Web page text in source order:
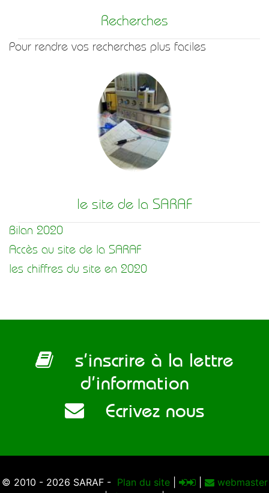
Recherches
Pour rendre vos recherches plus faciles
le site de la SARAF
Bilan 2020
Accès au site de la SARAF
les chiffres du site en 2020
s’inscrire à la lettre
d’information
Ecrivez nous
© 2010 - 2026 SARAF - Plan du site|
webmaster